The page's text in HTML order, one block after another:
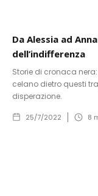
Da Alessia ad
dell’indifferenza
Storie di cronaca
celano dietro questi
disperazione.
25/7/2022 8